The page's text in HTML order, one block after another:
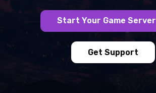
Start Your Game Server
Get Support